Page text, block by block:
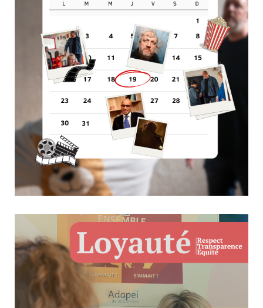
Ciné-débat #1 – J-9!
Culture & Loisirs
Dans un peu plus d'une semaine, le documentaire Little Big
Fred sera projeté au CGR de Brive-la-Gaillarde, suivi d’un
échange exceptionnel.Fred Weis, ancien basketteur
international, sera présent pour partager son parcours et son
expérience.À ses côtés, Emmanuel...